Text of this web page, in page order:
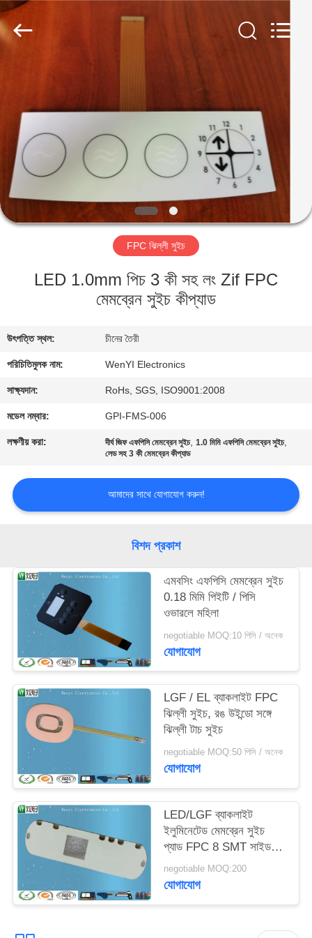
পণ্য
আমাদের
সম্পর্কে
কারখানা
যোগাযোগ
করুন
উদ্ধৃতির
আবেদন
PRIVACY
POLICY
Jinyuanhang
Electronic
Technology
Co.,
Ltd.
FPC ঝিল্লী সুইচ
LED 1.0mm পিচ 3 কী সহ লং Zif FPC
মেমব্রেন সুইচ কীপ্যাড
উৎপত্তি স্থল: চীনের তৈরী
পরিচিতিমুলক নাম: WenYI Electronics
সাক্ষ্যদান: RoHs, SGS, ISO9001:2008
মডেল নম্বার: GPI-FMS-006
লক্ষণীয় করা: দীর্ঘ জিফ এফপিসি মেমব্রেন সুইচ,1.0 মিমি এফপিসি মেমব্রেন সুইচ,
লেড সহ 3 কী মেমব্রেন কীপ্যাড
আমাদের সাথে যোগাযোগ করুন!
বিশদ প্রকাশ
এমবসিং এফপিসি মেমব্রেন সুইচ
0.18 মিমি পিইটি / পিসি
ওভারলে মহিলা
negotiable MOQ:10 পিসি / অনেক
যোগাযোগ
LGF / EL ব্যাকলাইট FPC
ঝিল্লী সুইচ, রঙ উইন্ডো সঙ্গে
ঝিল্লী টাচ সুইচ
negotiable MOQ:50 পিসি / অনেক
যোগাযোগ
LED/LGF ব্যাকলাইট
ইলুমিনেটেড মেমব্রেন সুইচ
প্যাড FPC 8 SMT সাইড
negotiable MOQ:200
যোগাযোগ